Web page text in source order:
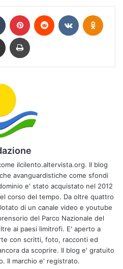
Tumblr Pinterest Reddit VKontakte
Condividi via mail Stampa
ilcilento.altervista.org. Il blog
avanguardistiche come sfondi
e' stato acquistato nel 2012
corso del tempo. Da oltre quattro
di un canale video e youtube
del Parco Nazionale del
ai paesi limitrofi. E' aperto a
con scritti, foto, racconti ed
da scoprire. Il blog e' gratuito
Il marchio e' registrato.